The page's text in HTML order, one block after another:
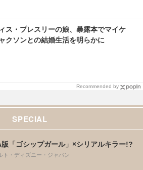
ス・プレスリーの娘、暴露本でマイケ
クソンとの結婚生活を明らかに
Recommended by
SPECIAL
「ゴシップガール」×シリアルキラー!?
ト・ディズニー・ジャパン